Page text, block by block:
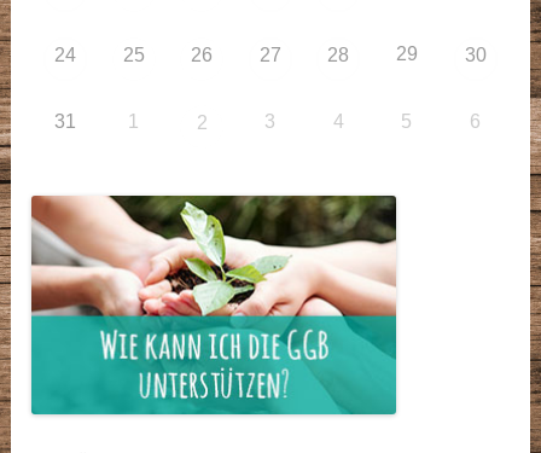
24 25 26 27 28 29 30
31 1 2 3 4 5 6